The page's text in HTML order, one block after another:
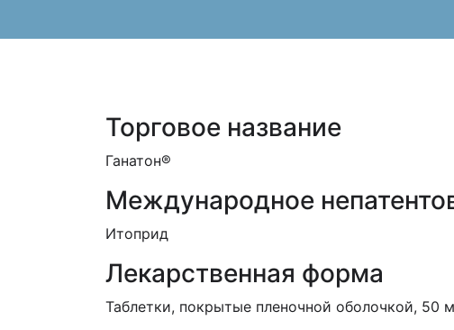
Торговое название
Ганатон®
Международное
Итоприд
Лекарственная форма
Таблетки, покрытые пленочной оболочкой, 50